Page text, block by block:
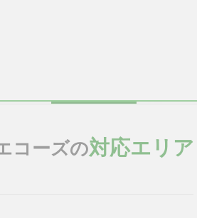
コーズの対応エリア